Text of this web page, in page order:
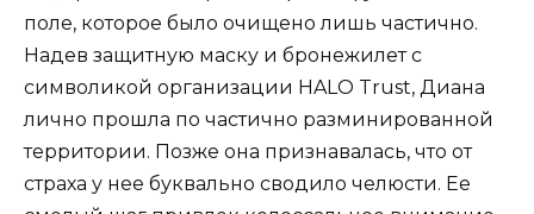
поле, которое было очищено лишь частично.
Надев защитную маску и бронежилет с
символикой организации HALO Trust, Диана
лично прошла по частично разминированной
территории. Позже она признавалась, что от
страха у нее буквально сводило челюсти. Ее